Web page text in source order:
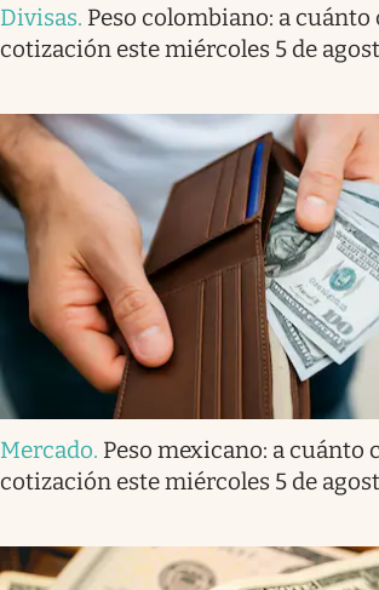
Divisas. Peso colombiano: a cuánto
cotización este miércoles 5 de
Mercado. Peso mexicano: a cuánto
cotización este miércoles 5 de